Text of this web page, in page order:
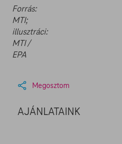
Forrás:
MTI;
illusztráci:
MTI /
EPA
Megosztom
AJÁNLATAINK